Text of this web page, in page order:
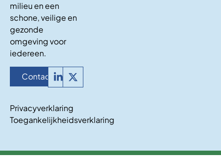
milieu en een
schone, veilige en
gezonde
omgeving voor
iedereen.
Contact
Privacyverklaring
Toegankelijkheidsverklaring